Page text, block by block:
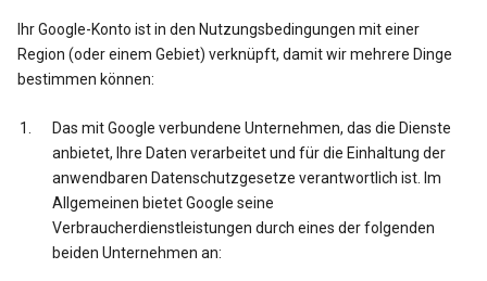
Ihr Google-Konto ist in den Nutzungsbedingungen mit einer
Region (oder einem Gebiet) verknüpft, damit wir mehrere Dinge
bestimmen können:
Das mit Google verbundene Unternehmen, das die Dienste
anbietet, Ihre Daten verarbeitet und für die Einhaltung der
anwendbaren Datenschutzgesetze verantwortlich ist. Im
Allgemeinen bietet Google seine
Verbraucherdienstleistungen durch eines der folgenden
beiden Unternehmen an: